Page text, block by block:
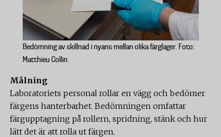
Bedömning av skillnad i nyans mellan olika färglager. Foto:
Matthieu Collin
Målning
Laboratoriets personal rollar en vägg och bedömer
färgens hanterbarhet. Bedömningen omfattar
färgupptagning på rollern, spridning, stänk och hur
lätt det är att rolla ut färgen.